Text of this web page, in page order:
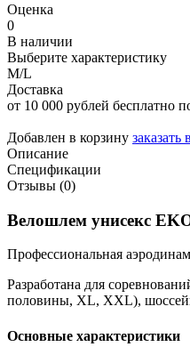
Оценка
0
В наличии
Выберите характеристику
M/L
Доставка
от 10 000 рублей бесплатно
Добавлен в корзину заказать
Описание
Спецификации
Отзывы (0)
Велошлем унисекс
Профессиональная
Разработана для
половины, XL, XXL),
Основные характеристики